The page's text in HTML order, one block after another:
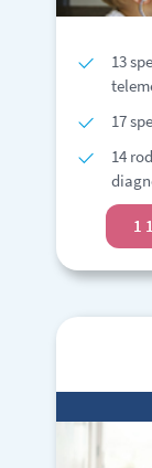
13
17
14
1